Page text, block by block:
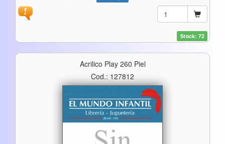
Stock: 72
Acrilico Play 260 Piel
Cod.: 127812